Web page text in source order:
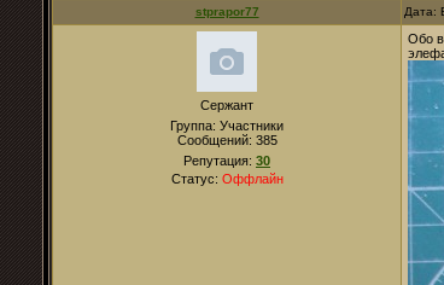
stprapor77 Дата:
Сержант
Группа: Участники
Сообщений: 385
Репутация: 30
Статус: Оффлайн
Обо